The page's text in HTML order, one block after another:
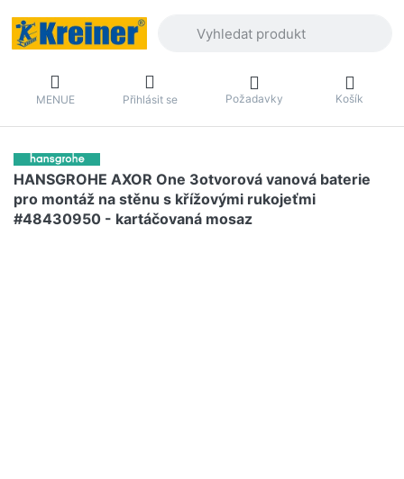
MENUE Přihlásit se Požadavky Košík
HANSGROHE AXOR One 3otvorová vanová baterie
pro montáž na stěnu s křížovými rukojeťmi
#48430950 - kartáčovaná mosaz